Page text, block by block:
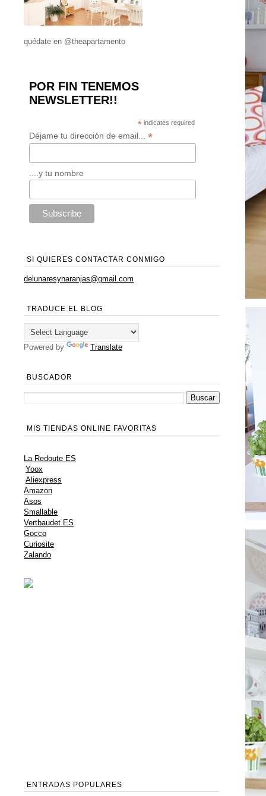
quédate en @theapartamento
POR FIN TENEMOS
NEWSLETTER!!
* indicates required
Déjame tu dirección de email... *
....y tu nombre
SI QUIERES CONTACTAR CONMIGO
delunaresynaranjas@gmail.com
TRADUCE EL BLOG
Powered by Translate
BUSCADOR
MIS TIENDAS ONLINE FAVORITAS
La Redoute ES
Yoox
Aliexpress
Amazon
Asos
Smallable
Vertbaudet ES
Gocco
Curiosite
Zalando
ENTRADAS POPULARES